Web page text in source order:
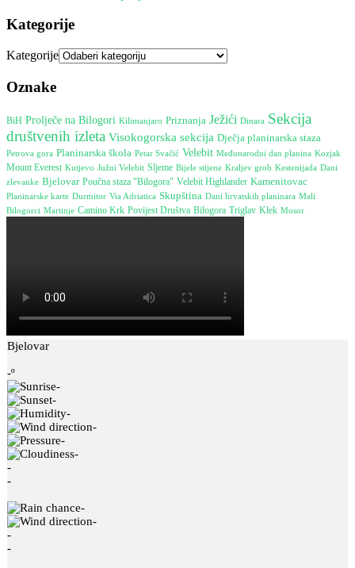
Kategorije
Kategorije
Oznake
BiH Prolječe na Bilogori Kilimanjaro Priznanja Ježići Dinara Sekcija
društvenih izleta Visokogorska sekcija Dječja planinarska staza
Petrova gora Planinarska škola Petar Svačić Velebit Međunarodni dan planina Kozjak
Mount Everest Kutjevo Južni Velebit Sljeme Bijele stijene Kraljev grob Kestenijada Dani
zlevanke Bjelovar Poučna staza "Bilogora" Velebit Highlander Kamenitovac
Planinarske karte Durmitor Via Adriatica Skupština Dani hrvatskih planinara Mali
Bilogorci Martinje Camino Krk Povijest Društva Bilogora Triglav Klek Mosor
Bjelovar
-º
-
-
-
-
-
-
-
-
-
-
-
-